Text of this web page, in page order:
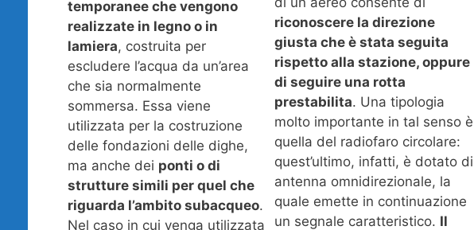
temporanee che vengono
realizzate in legno o in
lamiera, costruita per
escludere l’acqua da un’area
che sia normalmente
sommersa. Essa viene
utilizzata per la costruzione
delle fondazioni delle dighe,
ma anche dei ponti o di
strutture simili per quel che
riguarda l’ambito subacqueo.
Nel caso in cui venga utilizzata
riconoscere la direzione
giusta che è stata seguita
rispetto alla stazione, oppure
di seguire una rotta
prestabilita. Una tipologia
molto importante in tal senso è
quella del radiofaro circolare:
quest’ultimo, infatti, è dotato di
antenna omnidirezionale, la
quale emette in continuazione
un segnale caratteristico. Il